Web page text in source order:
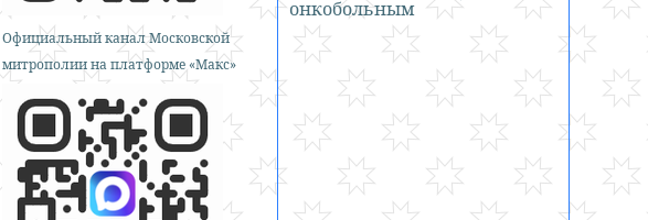
Официальный канал Московской
митрополии на платформе «Макс»
онкобольным